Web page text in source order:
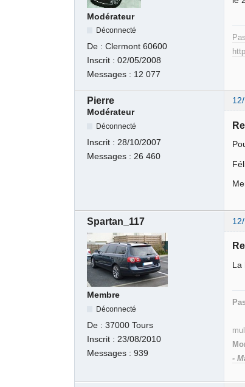
Modérateur
Déconnecté
De :Clermont 60600
Inscrit :02/05/2008
Messages : 12 077
Pierre
Modérateur
Déconnecté
Inscrit : 28/10/2007
Messages : 26 460
Spartan_117
Membre
Déconnecté
De :37000 Tours
Inscrit : 23/08/2010
Messages :939
La
-